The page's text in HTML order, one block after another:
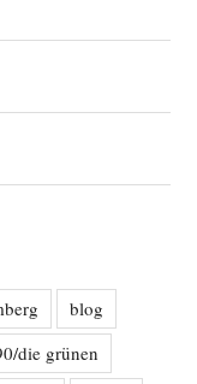
blog
die grünen